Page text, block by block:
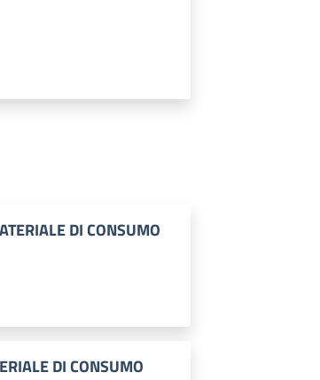
DI CONSUMO
DI CONSUMO